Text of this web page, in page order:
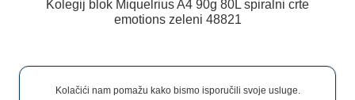
Kolegij blok Miquelrius A4 90g 80L spiralni crte
emotions zeleni 48821
Kolačići nam pomažu kako bismo isporučili svoje usluge.